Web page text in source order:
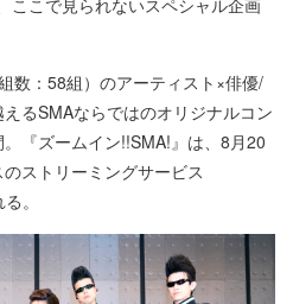
数：58組）のアーティスト×俳優/
るSMAならではのオリジナルコン
『ズームイン!!SMA!』は、8月20
ストリーミングサービス
。